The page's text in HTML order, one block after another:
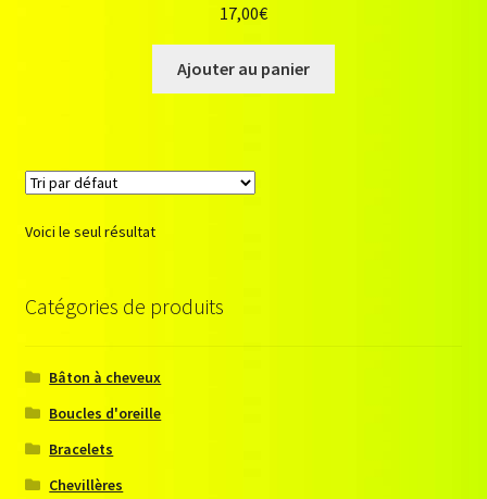
Validation de la commande17,00€
Ajouter au panier
Voici le seul résultat
Catégories de produits
Bâton à cheveux
Boucles d'oreille
Bracelets
Chevillères